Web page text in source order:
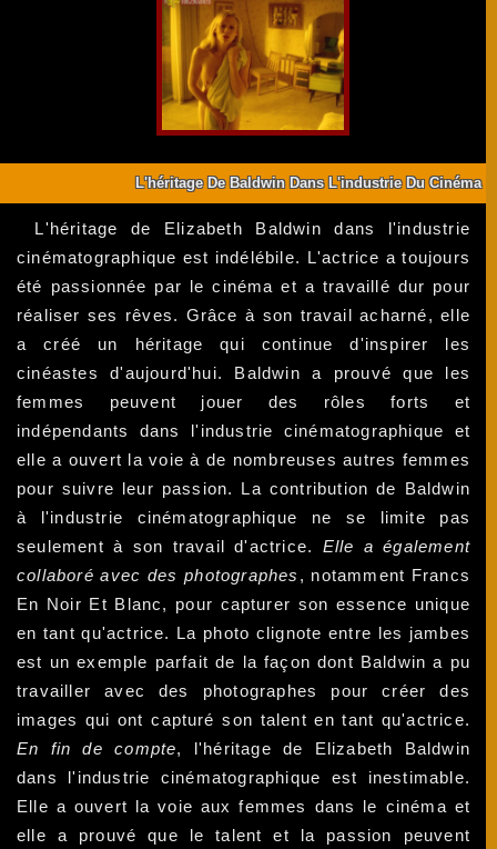
L'héritage De Baldwin Dans L'industrie Du Cinéma
L'héritage de Elizabeth Baldwin dans l'industrie
cinématographique est indélébile. L'actrice a toujours
été passionnée par le cinéma et a travaillé dur pour
réaliser ses rêves. Grâce à son travail acharné, elle
a créé un héritage qui continue d'inspirer les
cinéastes d'aujourd'hui. Baldwin a prouvé que les
femmes peuvent jouer des rôles forts et
indépendants dans l'industrie cinématographique et
elle a ouvert la voie à de nombreuses autres femmes
pour suivre leur passion. La contribution de Baldwin
à l'industrie cinématographique ne se limite pas
seulement à son travail d'actrice. Elle a également
collaboré avec des photographes , notamment Francs
En Noir Et Blanc, pour capturer son essence unique
en tant qu'actrice. La photo clignote entre les jambes
est un exemple parfait de la façon dont Baldwin a pu
travailler avec des photographes pour créer des
images qui ont capturé son talent en tant qu'actrice.
En fin de compte, l'héritage de Elizabeth Baldwin
dans l'industrie cinématographique est inestimable.
Elle a ouvert la voie aux femmes dans le cinéma et
elle a prouvé que le talent et la passion peuvent